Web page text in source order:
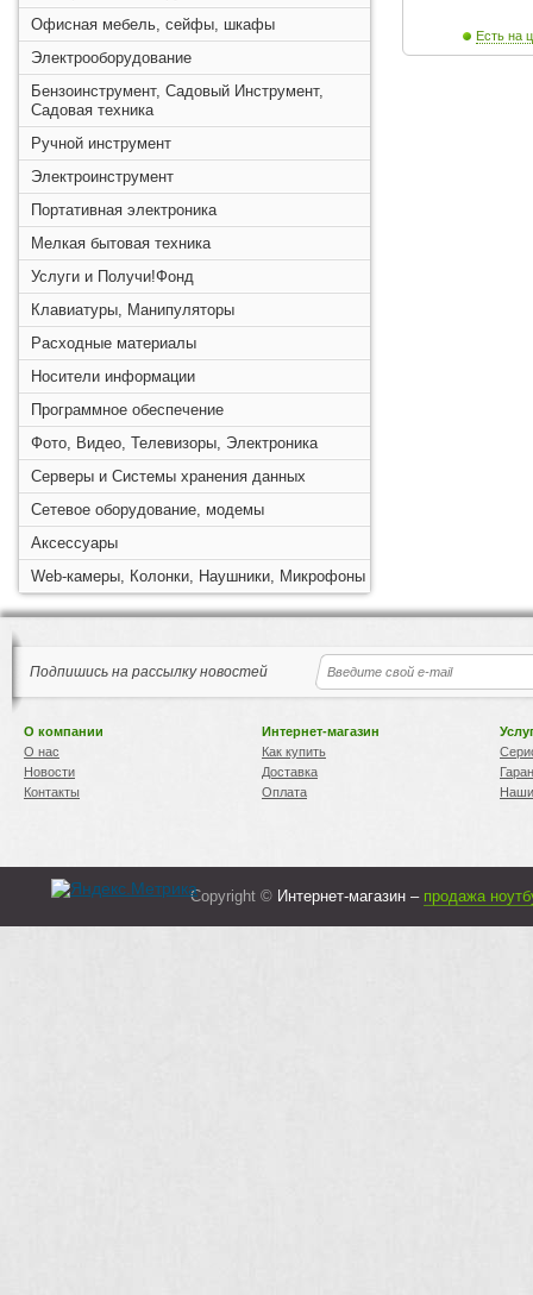
Офисная мебель, сейфы, шкафы
Электрооборудование
Бензоинструмент, Садовый Инструмент,
Садовая техника
Ручной инструмент
Электроинструмент
Портативная электроника
Мелкая бытовая техника
Услуги и Получи!Фонд
Клавиатуры, Манипуляторы
Расходные материалы
Носители информации
Программное обеспечение
Фото, Видео, Телевизоры, Электроника
Серверы и Системы хранения данных
Сетевое оборудование, модемы
Аксессуары
Web-камеры, Колонки, Наушники, Микрофоны
Есть на
Подпишись на рассылку новостей
О компании
О нас
Новости
Контакты
Интернет-магазин
Как купить
Доставка
Оплата
Copyright © Интернет-магазин – продажа